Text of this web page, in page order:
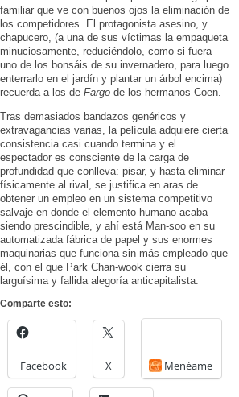
familiar que ve con buenos ojos la eliminación de
los competidores. El protagonista asesino, y
chapucero, (a una de sus víctimas la empaqueta
minuciosamente, reduciéndolo, como si fuera
uno de los bonsáis de su invernadero, para luego
enterrarlo en el jardín y plantar un árbol encima)
recuerda a los de Fargo de los hermanos Coen.
Tras demasiados bandazos genéricos y
extravagancias varias, la película adquiere cierta
consistencia casi cuando termina y el
espectador es consciente de la carga de
profundidad que conlleva: pisar, y hasta eliminar
físicamente al rival, se justifica en aras de
obtener un empleo en un sistema competitivo
salvaje en donde el elemento humano acaba
siendo prescindible, y ahí está Man-soo en su
automatizada fábrica de papel y sus enormes
maquinarias que funciona sin más empleado que
él, con el que Park Chan-wook cierra su
larguísima y fallida alegoría anticapitalista.
Comparte esto:
Facebook X Menéame